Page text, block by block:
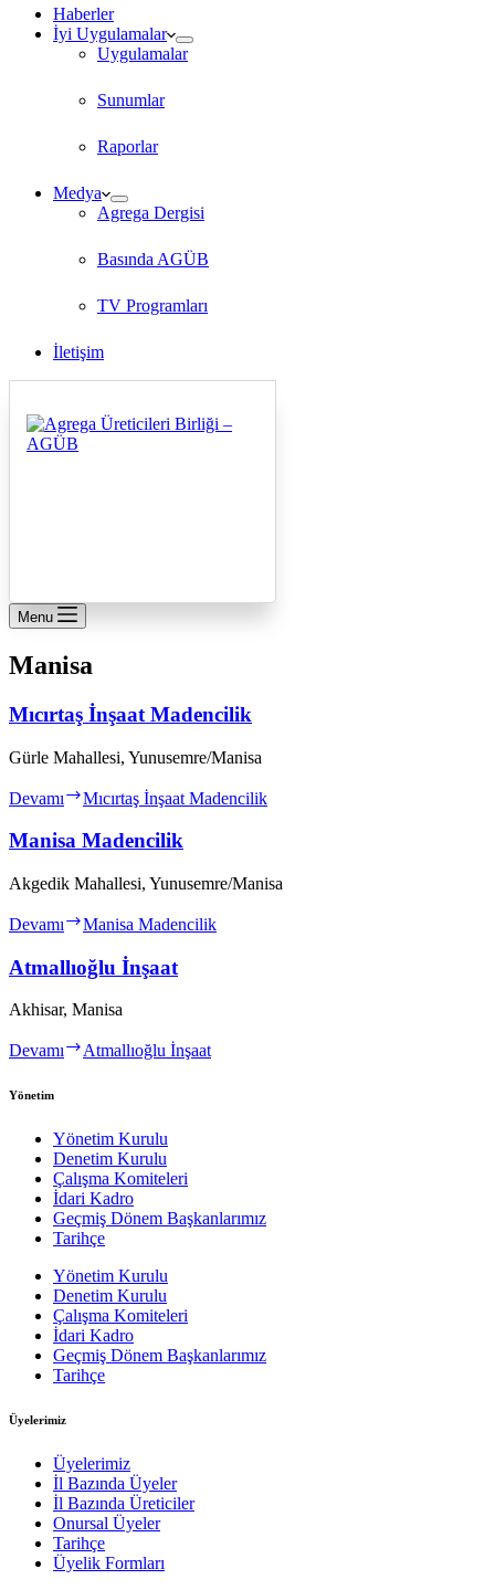
Haberler
İyi Uygulamalar
Uygulamalar
Sunumlar
Raporlar
Medya
Agrega Dergisi
Basında AGÜB
TV Programları
İletişim
Menu
Manisa
Mıcırtaş İnşaat Madencilik
Gürle Mahallesi, Yunusemre/Manisa
Devamı Mıcırtaş İnşaat Madencilik
Manisa Madencilik
Akgedik Mahallesi, Yunusemre/Manisa
Devamı Manisa Madencilik
Atmallıoğlu İnşaat
Akhisar, Manisa
Devamı Atmallıoğlu İnşaat
Yönetim
Yönetim Kurulu
Denetim Kurulu
Çalışma Komiteleri
İdari Kadro
Geçmiş Dönem Başkanlarımız
Tarihçe
Yönetim Kurulu
Denetim Kurulu
Çalışma Komiteleri
İdari Kadro
Geçmiş Dönem Başkanlarımız
Tarihçe
Üyelerimiz
Üyelerimiz
İl Bazında Üyeler
İl Bazında Üreticiler
Onursal Üyeler
Tarihçe
Üyelik Formları